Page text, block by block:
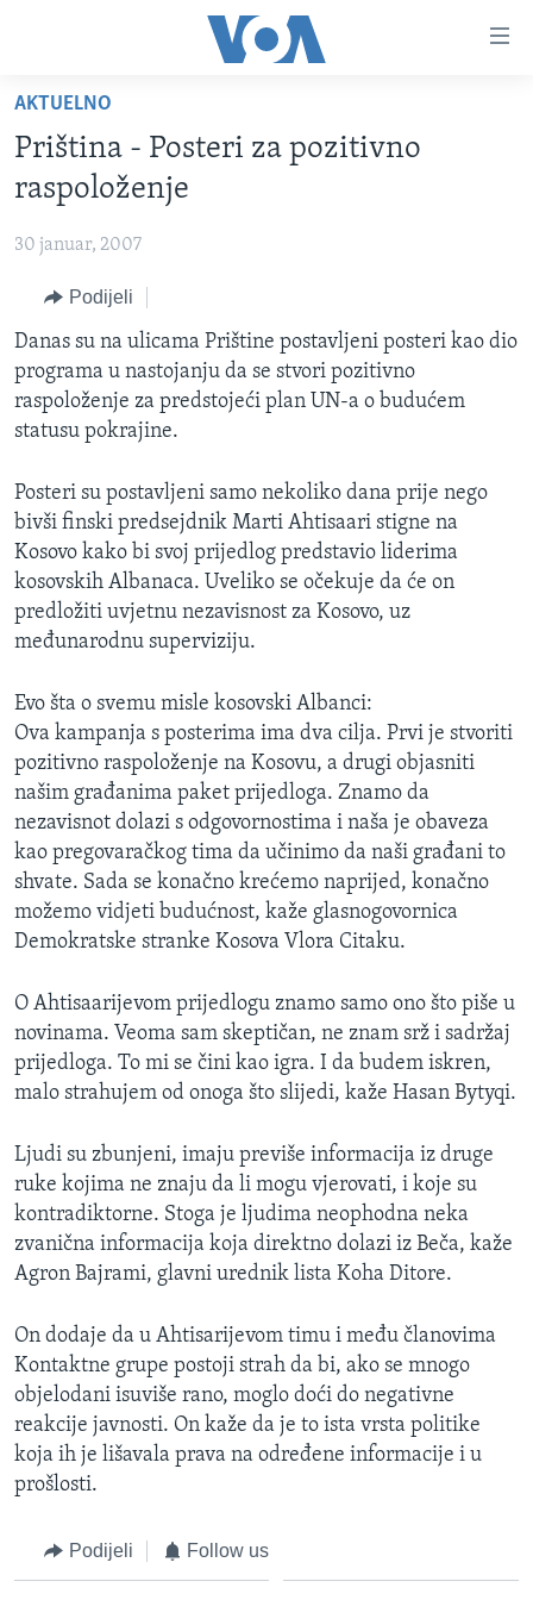
glavni
sadržaj
na
glavnu
navigaciju
pretragu
FOTOGRAFIJE DANA
VIJESTI
SJEDINJENE AMERIČKE DRŽAVE
BOSNA I HERCEGOVINA
SVIJET
NAUKA I TEHNOLOGIJA
SPECIJALNI PROJEKTI
KORUPCIJA
SLOBODA MEDIJA
IZBJEGLIČKA STRANA
MAGAZIN
O GLASU AMERIKE
PRATITE NAS
AKTUELNO
Priština - Posteri za pozitivno
raspoloženje
30 januar, 2007
Podijeli
Danas su na ulicama Prištine postavljeni posteri kao dio
programa u nastojanju da se stvori pozitivno
raspoloženje za predstojeći plan UN-a o budućem
statusu pokrajine.
Posteri su postavljeni samo nekoliko dana prije nego
bivši finski predsejdnik Marti Ahtisaari stigne na
Kosovo kako bi svoj prijedlog predstavio liderima
kosovskih Albanaca. Uveliko se očekuje da će on
predložiti uvjetnu nezavisnost za Kosovo, uz
međunarodnu superviziju.
Evo šta o svemu misle kosovski Albanci:
Ova kampanja s posterima ima dva cilja. Prvi je stvoriti
pozitivno raspoloženje na Kosovu, a drugi objasniti
našim građanima paket prijedloga. Znamo da
nezavisnot dolazi s odgovornostima i naša je obaveza
kao pregovaračkog tima da učinimo da naši građani to
shvate. Sada se konačno krećemo naprijed, konačno
možemo vidjeti budućnost, kaže glasnogovornica
Demokratske stranke Kosova Vlora Citaku.
O Ahtisaarijevom prijedlogu znamo samo ono što piše u
novinama. Veoma sam skeptičan, ne znam srž i sadržaj
prijedloga. To mi se čini kao igra. I da budem iskren,
malo strahujem od onoga što slijedi, kaže Hasan Bytyqi.
Ljudi su zbunjeni, imaju previše informacija iz druge
ruke kojima ne znaju da li mogu vjerovati, i koje su
kontradiktorne. Stoga je ljudima neophodna neka
zvanična informacija koja direktno dolazi iz Beča, kaže
Agron Bajrami, glavni urednik lista Koha Ditore.
On dodaje da u Ahtisarijevom timu i među članovima
Kontaktne grupe postoji strah da bi, ako se mnogo
objelodani isuviše rano, moglo doći do negativne
reakcije javnosti. On kaže da je to ista vrsta politike
koja ih je lišavala prava na određene informacije i u
prošlosti.
Podijeli Follow us